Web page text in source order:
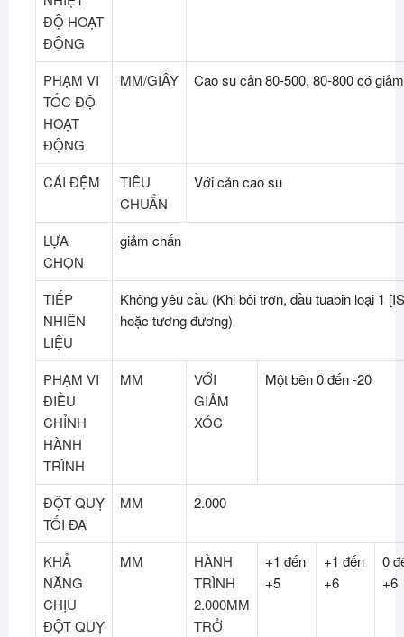
ĐỘ HOẠT
ĐỘNG
PHẠM VI
TỐC ĐỘ
HOẠT
ĐỘNG
MM/GIÂY Cao su cản 80-500, 80-800 có
CÁI ĐỆM
TIÊU
CHUẨN
Với cản cao su
LỰA
CHỌN
giảm chấn
TIẾP
NHIÊN
LIỆU
Không yêu cầu (Khi bôi trơn, dầu tuabin loại 1
hoặc tương đương)
PHẠM VI
ĐIỀU
CHỈNH
HÀNH
TRÌNH
MM
VỚI
GIẢM
XÓC
Một bên 0 đến -20
ĐỘT QUỴ
TỐI ĐA
MM 2.000
KHẢ
NĂNG
CHỊU
ĐỘT QUỴ
MM
HÀNH
TRÌNH
2.000MM
TRỞ
+1 đến
+5
+1 đến
+6
0
+6